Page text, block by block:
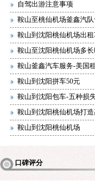
自驾出游注意事项
鞍山至桃仙机场釜鑫汽
鞍山到沈阳桃仙机场出
鞍山至沈阳桃仙机场多长
鞍山釜鑫汽车服务-美国
鞍山到沈阳拼车50元
鞍山到沈阳包车-五种损
鞍山到沈阳桃仙机场打
鞍山到沈阳桃仙机场
口碑评分